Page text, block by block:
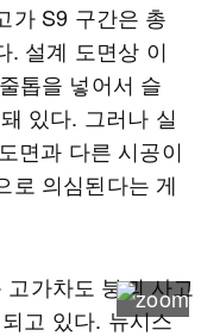
가 S9 구간은 총
. 설계 도면상 이
톱을 넣어서 슬
있다. 그러나 실
면과 다른 시공이
로 의심된다는 게